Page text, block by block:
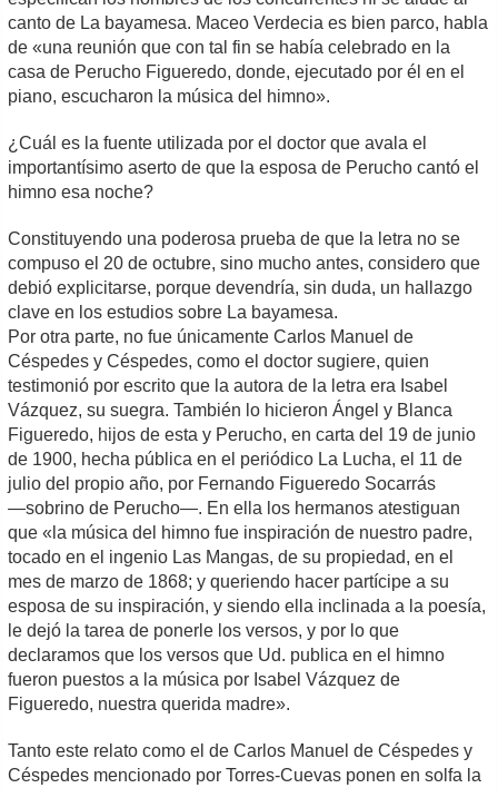
canto de La bayamesa. Maceo Verdecia es bien parco, habla
de «una reunión que con tal fin se había celebrado en la
casa de Perucho Figueredo, donde, ejecutado por él en el
piano, escucharon la música del himno».
¿Cuál es la fuente utilizada por el doctor que avala el
importantísimo aserto de que la esposa de Perucho cantó el
himno esa noche?
Constituyendo una poderosa prueba de que la letra no se
compuso el 20 de octubre, sino mucho antes, considero que
debió explicitarse, porque devendría, sin duda, un hallazgo
clave en los estudios sobre La bayamesa.
Por otra parte, no fue únicamente Carlos Manuel de
Céspedes y Céspedes, como el doctor sugiere, quien
testimonió por escrito que la autora de la letra era Isabel
Vázquez, su suegra. También lo hicieron Ángel y Blanca
Figueredo, hijos de esta y Perucho, en carta del 19 de junio
de 1900, hecha pública en el periódico La Lucha, el 11 de
julio del propio año, por Fernando Figueredo Socarrás
―sobrino de Perucho―. En ella los hermanos atestiguan
que «la música del himno fue inspiración de nuestro padre,
tocado en el ingenio Las Mangas, de su propiedad, en el
mes de marzo de 1868; y queriendo hacer partícipe a su
esposa de su inspiración, y siendo ella inclinada a la poesía,
le dejó la tarea de ponerle los versos, y por lo que
declaramos que los versos que Ud. publica en el himno
fueron puestos a la música por Isabel Vázquez de
Figueredo, nuestra querida madre».
Tanto este relato como el de Carlos Manuel de Céspedes y
Céspedes mencionado por Torres-Cuevas ponen en solfa la